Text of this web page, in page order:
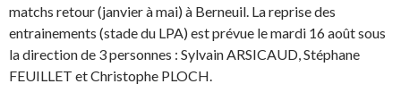
matchs retour (janvier à mai) à Berneuil. La reprise des
entrainements (stade du LPA) est prévue le mardi 16 août sous
la direction de 3 personnes : Sylvain ARSICAUD, Stéphane
FEUILLET et Christophe PLOCH.